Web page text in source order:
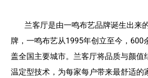
兰客厅是由一鸣布艺品牌诞生出来
牌，一鸣布艺从1995年创立至今，600
盖全国主要城市。兰客厅将品质与颜值
温定型技术，为每家每户带来最舒适的